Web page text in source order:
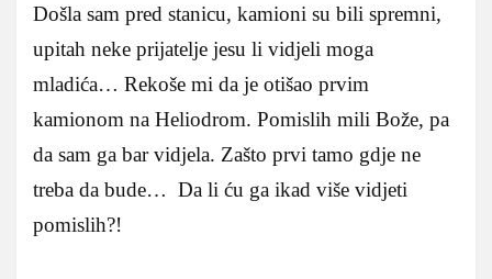
Došla sam pred stanicu, kamioni su bili spremni,
upitah neke prijatelje jesu li vidjeli moga
mladića… Rekoše mi da je otišao prvim
kamionom na Heliodrom. Pomislih mili Bože, pa
da sam ga bar vidjela. Zašto prvi tamo gdje ne
treba da bude… Da li ću ga ikad više vidjeti
pomislih?!